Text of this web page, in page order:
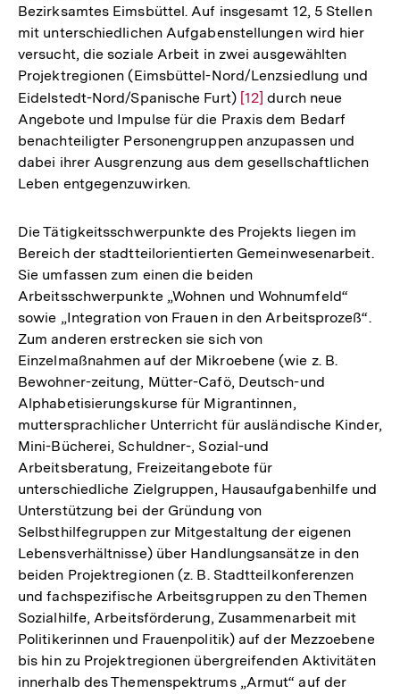
Bezirksamtes Eimsbüttel. Auf insgesamt 12, 5 Stellen
mit unterschiedlichen Aufgabenstellungen wird hier
versucht, die soziale Arbeit in zwei ausgewählten
Projektregionen (Eimsbüttel-Nord/Lenzsiedlung und
Eidelstedt-Nord/Spanische Furt) Zur
Auflösung
der
Fußnote
[12] durch neue
Angebote und Impulse für die Praxis dem Bedarf
benachteiligter Personengruppen anzupassen und
dabei ihrer Ausgrenzung aus dem gesellschaftlichen
Leben entgegenzuwirken.
Die Tätigkeitsschwerpunkte des Projekts liegen im
Bereich der stadtteilorientierten Gemeinwesenarbeit.
Sie umfassen zum einen die beiden
Arbeitsschwerpunkte „Wohnen und Wohnumfeld“
sowie „Integration von Frauen in den Arbeitsprozeß“.
Zum anderen erstrecken sie sich von
Einzelmaßnahmen auf der Mikroebene (wie z. B.
Bewohner-zeitung, Mütter-Cafö, Deutsch-und
Alphabetisierungskurse für Migrantinnen,
muttersprachlicher Unterricht für ausländische Kinder,
Mini-Bücherei, Schuldner-, Sozial-und
Arbeitsberatung, Freizeitangebote für
unterschiedliche Zielgruppen, Hausaufgabenhilfe und
Unterstützung bei der Gründung von
Selbsthilfegruppen zur Mitgestaltung der eigenen
Lebensverhältnisse) über Handlungsansätze in den
beiden Projektregionen (z. B. Stadtteilkonferenzen
und fachspezifische Arbeitsgruppen zu den Themen
Sozialhilfe, Arbeitsförderung, Zusammenarbeit mit
Politikerinnen und Frauenpolitik) auf der Mezzoebene
bis hin zu Projektregionen übergreifenden Aktivitäten
innerhalb des Themenspektrums „Armut“ auf der